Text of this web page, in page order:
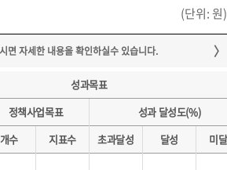
(단위: 원)
성과목표
정책사업목표
성과 달성도(%)
개수
지표수 초과달성 달성 미